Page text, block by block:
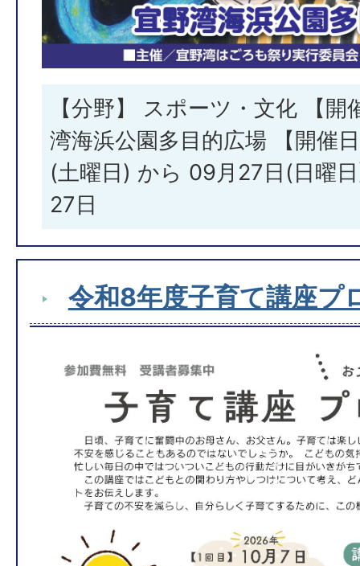
【分野】 スポーツ・文化 【
湾海浜公園多目的広場 【開催
(土曜日) から 09月27日(日曜
27日
令和8年度子育て講座プ